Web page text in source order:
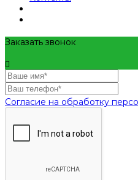
Заказать звонок
Согласие на обработку